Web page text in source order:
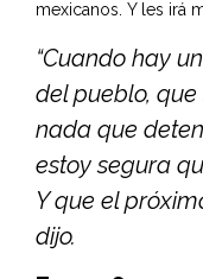
mexicanos. Y les irá
“Cuando hay
del pueblo,
nada que
estoy segura
Y que el
dijo.